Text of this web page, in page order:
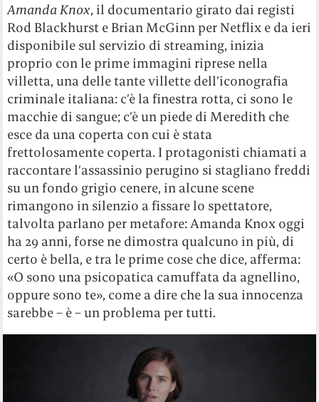
Amanda Knox, il documentario girato dai registi
Rod Blackhurst e Brian McGinn per Netflix e da ieri
disponibile sul servizio di streaming, inizia
proprio con le prime immagini riprese nella
villetta, una delle tante villette dell’iconografia
criminale italiana: c’è la finestra rotta, ci sono le
macchie di sangue; c’è un piede di Meredith che
esce da una coperta con cui è stata
frettolosamente coperta. I protagonisti chiamati a
raccontare l’assassinio perugino si stagliano freddi
su un fondo grigio cenere, in alcune scene
rimangono in silenzio a fissare lo spettatore,
talvolta parlano per metafore: Amanda Knox oggi
ha 29 anni, forse ne dimostra qualcuno in più, di
certo è bella, e tra le prime cose che dice, afferma:
«O sono una psicopatica camuffata da agnellino,
oppure sono te», come a dire che la sua innocenza
sarebbe – è – un problema per tutti.